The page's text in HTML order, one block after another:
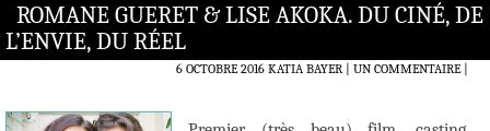
ROMANE GUERET & LISE AKOKA. DU CINÉ, DE
L’ENVIE, DU RÉEL
6 OCTOBRE 2016 KATIA BAYER UN COMMENTAIRE|